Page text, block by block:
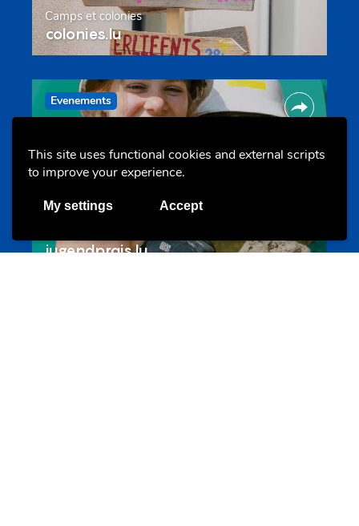
This site uses functional cookies and external scripts
to improve your experience.
My settings Accept
Camps et colonies
colonies.lu
Evenements
jugendprais.lu